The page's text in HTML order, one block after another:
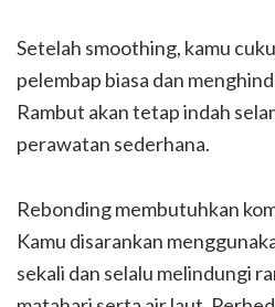
Setelah smoothing, kamu
pelembap biasa dan
Rambut akan tetap indah
perawatan sederhana.
Rebonding membutuhkan
Kamu disarankan
sekali dan selalu melindungi